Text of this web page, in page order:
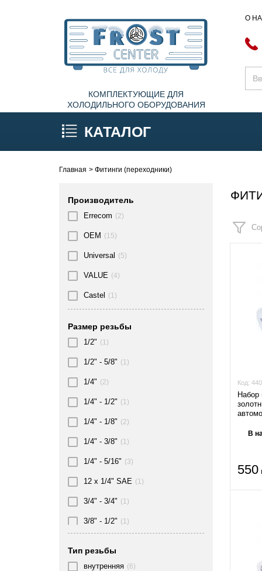
КОМПЛЕКТУЮЩИЕ ДЛЯ
ХОЛОДИЛЬНОГО ОБОРУДОВАНИЯ
О
КАТАЛОГ
Главная Фитинги (переходники)
Производитель
Errecom (2)
OEM (15)
Universal (5)
VALUE (4)
Сastel (1)
Размер резьбы
1/2" (1)
1/2" - 5/8" (1)
1/4" (2)
1/4" - 1/2" (1)
1/4" - 1/8" (2)
1/4" - 3/8" (1)
1/4" - 5/16" (3)
12 x 1/4" SAE (1)
3/4" - 3/4" (1)
3/8" - 1/2" (1)
Тип резьбы
внутренняя (6)
Код:
Набор
В
550